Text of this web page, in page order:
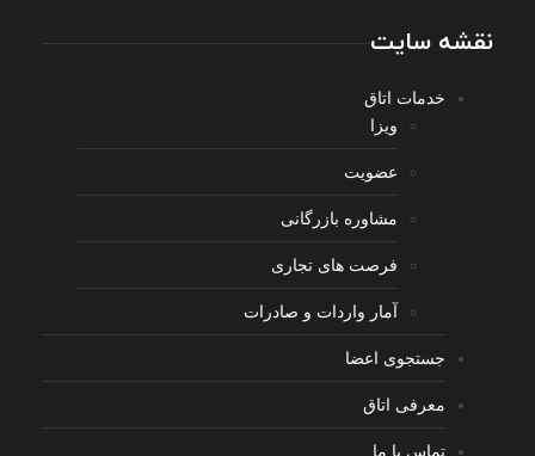
نقشه سایت
خدمات اتاق
ویزا
عضویت
مشاوره بازرگانی
فرصت های تجاری
آمار واردات و صادرات
جستجوی اعضا
معرفی اتاق
تماس با ما